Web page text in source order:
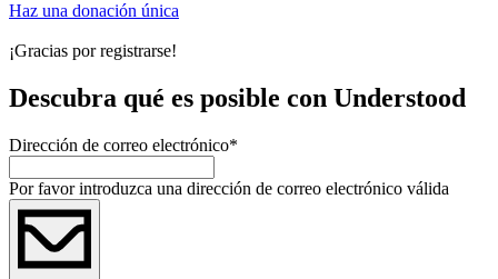
Haz una donación única
¡Gracias por registrarse!
Descubra qué es posible con Understood
Dirección de correo electrónico*
Por favor introduzca una dirección de correo electrónico válida